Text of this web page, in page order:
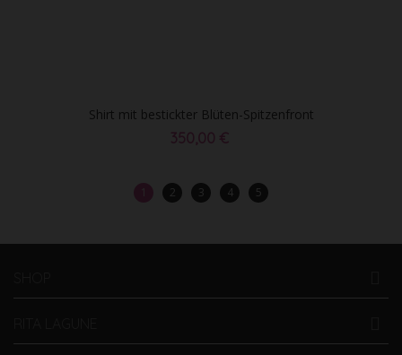
Shirt mit bestickter Blüten-Spitzenfront
350,00 €
2 3 4 5